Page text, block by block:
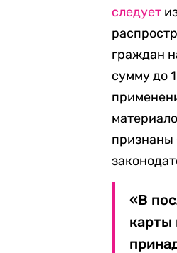
следует
граждан
сумму до
признаны
«В
карты